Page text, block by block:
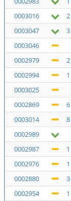
0003016
2
0003047
3
0003046
0002979
2
0002994
1
0003025
0002869
6
0003014
8
0002989
0002987
1
0002976
1
0002880
3
0002954
1